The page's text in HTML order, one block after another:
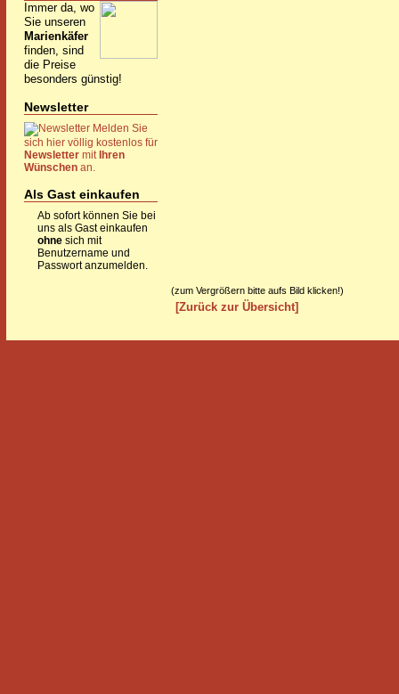
Immer da, wo
Sie unseren
Marienkäfer
finden, sind
die Preise
besonders günstig!
Newsletter
Melden Sie
sich hier völlig kostenlos für
Newsletter mit Ihren
Wünschen an.
Als Gast einkaufen
Ab sofort können Sie bei
uns als Gast einkaufen
ohne sich mit
Benutzername und
Passwort anzumelden.
(zum Vergrößern bitte aufs Bild klicken!)
[Zurück zur Übersicht]